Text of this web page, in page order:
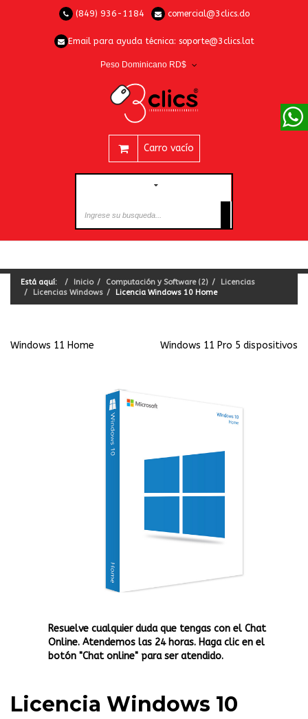
(849) 936-1184 comercial@3clics.do
Email para ayuda técnica: soporte@3clics.lat
Peso Dominicano RD$
Carro vacío
CATEGORÍAS
Está aquí: Inicio Computación y Software (2)
Licencias
Licencias Windows
Licencia Windows 10 Home
Windows 11 Home Windows 11 Pro 5 dispositivos
Resuelve cualquier duda que tengas con el Chat
Online. Atendemos las 24 horas. Haga clic en el
botón "Chat online" para ser atendido.
Licencia Windows 10